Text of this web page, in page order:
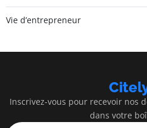
Vie d’entrepreneur
Inscrivez-vous pour recevoir nos
dans votre